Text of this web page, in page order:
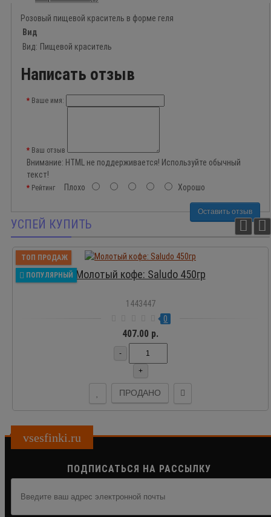
Розовый пищевой краситель в форме геля
Вид
Вид: Пищевой краситель
Написать отзыв
Ваше имя:
Ваш отзыв
Внимание: HTML не поддерживается! Используйте обычный
текст!
Рейтинг Плохо Хорошо
Оставить отзыв
УСПЕЙ КУПИТЬ
ТОП ПРОДАЖ
ПОПУЛЯРНЫЙ Молотый кофе: Saludo 450гр
1443447
0
407.00 р.
-
+
ПРОДАНО
vsesfinki.ru
ПОДПИСАТЬСЯ НА РАССЫЛКУ